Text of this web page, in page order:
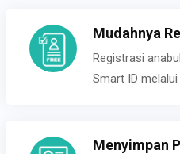
Mudahnya
Registrasi
Smart ID melalui
Menyimpan